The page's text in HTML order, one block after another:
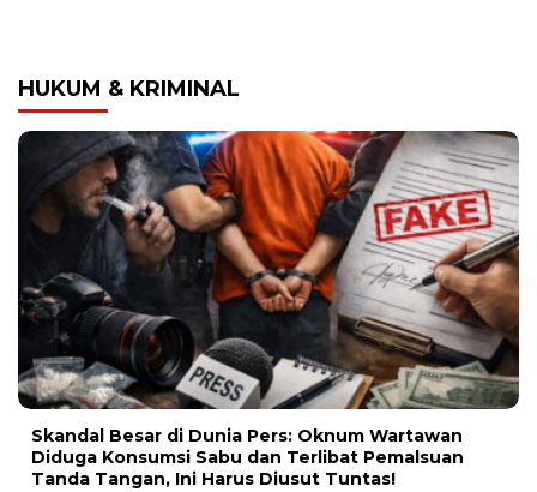
HUKUM & KRIMINAL
Skandal Besar di Dunia Pers: Oknum Wartawan
Diduga Konsumsi Sabu dan Terlibat Pemalsuan
Tanda Tangan, Ini Harus Diusut Tuntas!